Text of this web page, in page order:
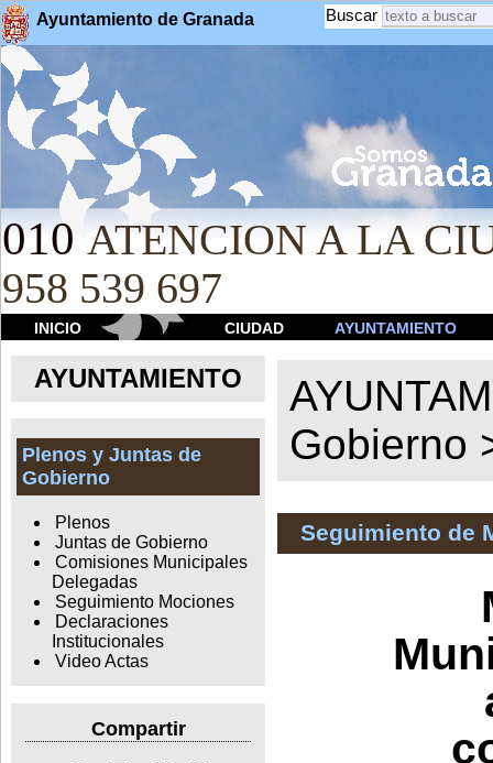
Ayuntamiento de Granada Buscar
010 ATENCION A LA
958 539 697
INICIO CIUDAD AYUNTAMIENTO
AYUNTAMIENTO
Plenos y Juntas de
Gobierno
Plenos
Juntas de Gobierno
Comisiones Municipales
Delegadas
Seguimiento Mociones
Declaraciones
Institucionales
Video Actas
Compartir
Gobierno
Seguimiento de